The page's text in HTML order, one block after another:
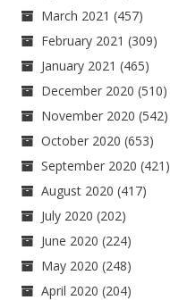
March 2021 (457)
February 2021 (309)
January 2021 (465)
December 2020 (510)
November 2020 (542)
October 2020 (653)
September 2020 (421)
August 2020 (417)
July 2020 (202)
June 2020 (224)
May 2020 (248)
April 2020 (204)